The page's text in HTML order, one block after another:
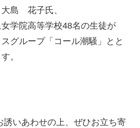
島 花子氏、
学院高等学校48名の生徒が
グループ「コール潮騒」とと
。
誘いあわせの上、ぜひお立ち寄